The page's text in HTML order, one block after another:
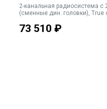
2-канальная радиосистема
(сменные дин. головки), True
73 510 ₽